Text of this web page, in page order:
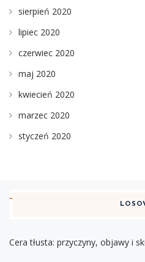
sierpień 2020
lipiec 2020
czerwiec 2020
maj 2020
kwiecień 2020
marzec 2020
styczeń 2020
Cera tłusta: przyczyny, objawy i